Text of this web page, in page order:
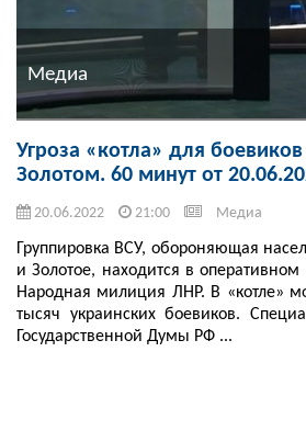
Медиа
Угроза «котла» для
Золотом. 60 минут от
20.06.2022 21:00 Медиа
Группировка ВСУ, обороняющая
и Золотое, находится в
Народная милиция ЛНР. В «котле»
тысяч украинских боевиков.
Государственной Думы РФ ...